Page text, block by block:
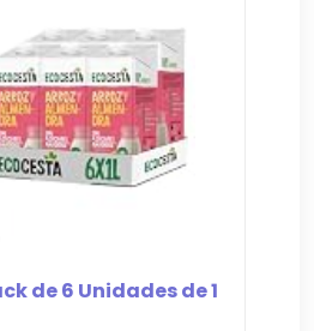
de 6 Unidades de 1